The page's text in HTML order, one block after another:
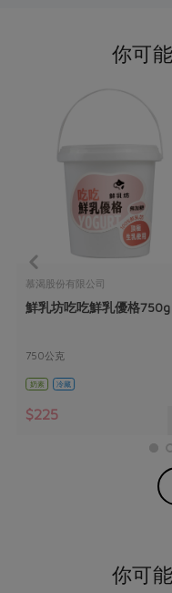
你可
慕渴股份有限公司
鮮乳坊吃吃鮮乳優格750g
750公克
奶素 冷藏
$225
你可